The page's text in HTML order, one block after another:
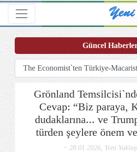
Toggle navigation
Grönland
Cevap: “Biz paraya,
dudaklarına... ve
türden şeylere önem
~ 28.01.2026, Yeni
Güncel